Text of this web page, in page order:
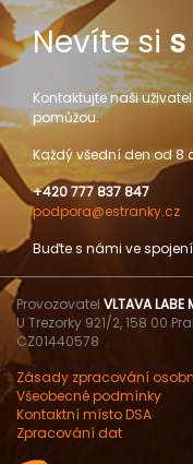
Nevíte si
Kontaktujte naši
pomůžou.
Každý všední den od 8
+420 777 837 847
podpora@estranky.cz
Buďte s námi ve
Provozovatel VLTAVA LABE
U Trezorky 921/2, 158 00
CZ01440578
Zásady zpracování
Všeobecné podmínky
Kontaktní místo DSA
Zpracování dat